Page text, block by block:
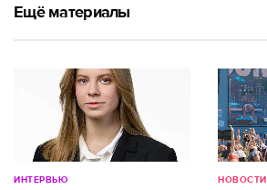
Ещё материалы
ИНТЕРВЬЮ НОВОСТИ